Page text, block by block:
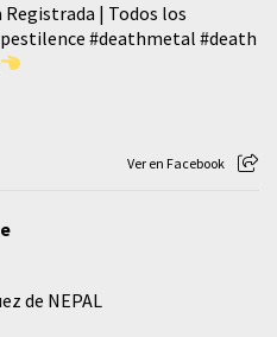
| Todos los
#deathmetal #death
Ver en Facebook
de NEPAL